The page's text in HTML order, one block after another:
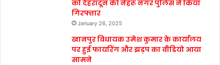
को देहरादून की नेहरू नगर पुलिस ने किया
गिरफ्तार
January 26, 2025
खानपुर विधायक उमेश कुमार के कार्यालय
पर हुई फायरिंग और झड़प का वीडियो आया
सामने